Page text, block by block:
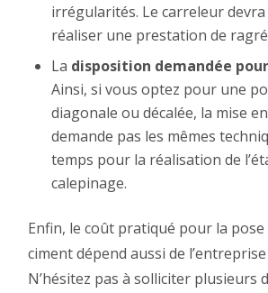
irrégularités. Le carreleur
réaliser une prestation de
La disposition demandée
Ainsi, si vous optez pour une
diagonale ou décalée, la mise
demande pas les mêmes
temps pour la réalisation de
calepinage.
Enfin, le coût pratiqué pour la pose
ciment dépend aussi de
N’hésitez pas à solliciter plusieurs